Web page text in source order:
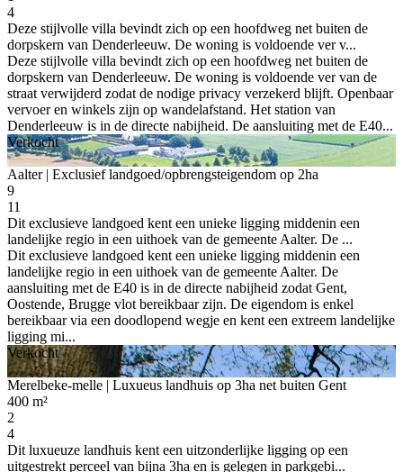
4
Deze stijlvolle villa bevindt zich op een hoofdweg net buiten de
dorpskern van Denderleeuw. De woning is voldoende ver v...
Deze stijlvolle villa bevindt zich op een hoofdweg net buiten de
dorpskern van Denderleeuw. De woning is voldoende ver van de
straat verwijderd zodat de nodige privacy verzekerd blijft. Openbaar
vervoer en winkels zijn op wandelafstand. Het station van
Denderleeuw is in de directe nabijheid. De aansluiting met de E40...
Verkocht
Aalter| Exclusief landgoed/opbrengsteigendom op 2ha
9
11
Dit exclusieve landgoed kent een unieke ligging middenin een
landelijke regio in een uithoek van de gemeente Aalter. De ...
Dit exclusieve landgoed kent een unieke ligging middenin een
landelijke regio in een uithoek van de gemeente Aalter. De
aansluiting met de E40 is in de directe nabijheid zodat Gent,
Oostende, Brugge vlot bereikbaar zijn. De eigendom is enkel
bereikbaar via een doodlopend wegje en kent een extreem landelijke
ligging mi...
Verkocht
Merelbeke-melle | Luxueus landhuis op 3ha net buiten Gent
400 m²
2
4
Dit luxueuze landhuis kent een uitzonderlijke ligging op een
uitgestrekt perceel van bijna 3ha en is gelegen in parkgebi...